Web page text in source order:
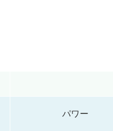
パワー